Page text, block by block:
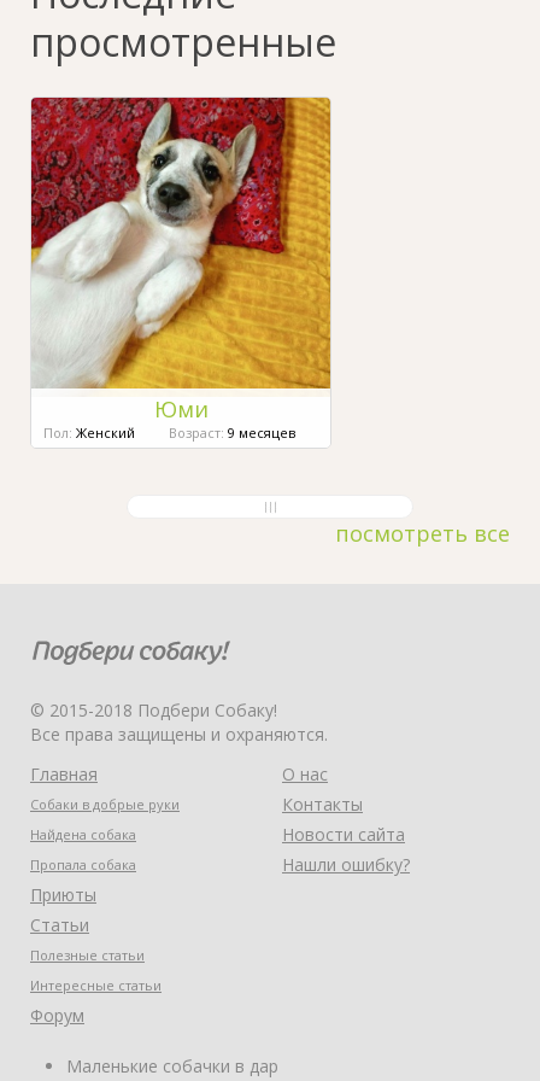
просмотренные
Юми
Пол: Женский Возраст: 9 месяцев
посмотреть все
© 2015-2018 Подбери Собаку!
Все права защищены и охраняются.
Главная
Собаки в добрые руки
Найдена собака
Пропала собака
Приюты
Статьи
Полезные статьи
Интересные статьи
Форум
О нас
Контакты
Новости сайта
Нашли ошибку?
Маленькие собачки в дар